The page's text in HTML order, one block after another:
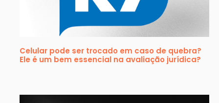
Celular pode ser trocado em caso de quebra?
Ele é um bem essencial na avaliação jurídica?